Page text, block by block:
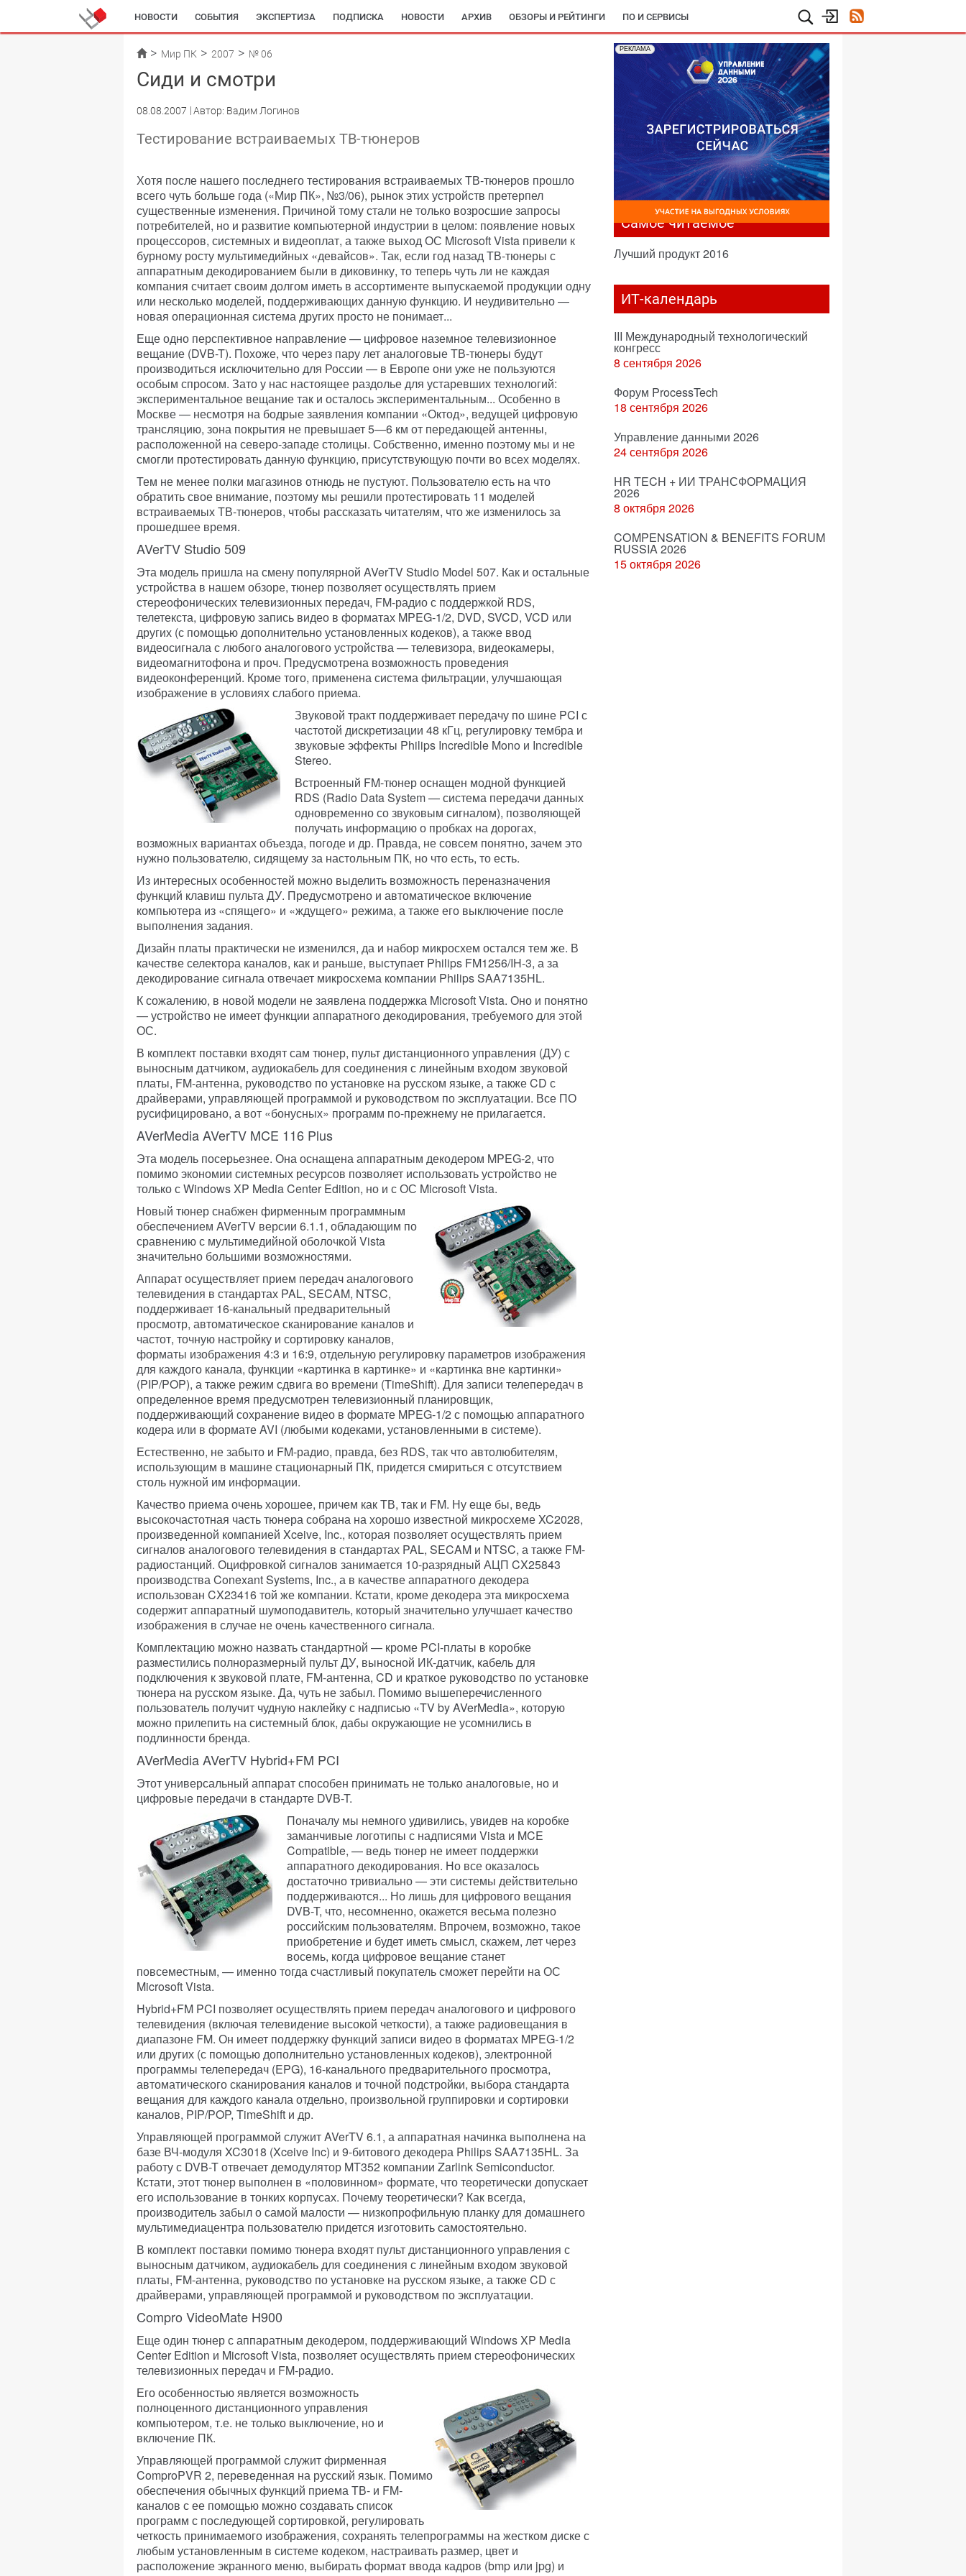
НОВОСТИ СОБЫТИЯ ЭКСПЕРТИЗА ПОДПИСКА НОВОСТИ АРХИВ ОБЗОРЫ И РЕЙТИНГИ ПО И СЕРВИСЫ
Мир ПК 2007 № 06
Сиди и смотри
08.08.2007 Автор: Вадим Логинов
Тестирование встраиваемых ТВ-тюнеров
Хотя после нашего последнего тестирования встраиваемых ТВ-тюнеров прошло
всего чуть больше года («Мир ПК», №3/06), рынок этих устройств претерпел
существенные изменения. Причиной тому стали не только возросшие запросы
потребителей, но и развитие компьютерной индустрии в целом: появление новых
процессоров, системных и видеоплат, а также выход ОС Microsoft Vista привели к
бурному росту мультимедийных «девайсов». Так, если год назад ТВ-тюнеры с
аппаратным декодированием были в диковинку, то теперь чуть ли не каждая
компания считает своим долгом иметь в ассортименте выпускаемой продукции одну
или несколько моделей, поддерживающих данную функцию. И неудивительно —
новая операционная система других просто не понимает...
Еще одно перспективное направление — цифровое наземное телевизионное
вещание (DVB-T). Похоже, что через пару лет аналоговые ТВ-тюнеры будут
производиться исключительно для России — в Европе они уже не пользуются
особым спросом. Зато у нас настоящее раздолье для устаревших технологий:
экспериментальное вещание так и осталось экспериментальным... Особенно в
Москве — несмотря на бодрые заявления компании «Октод», ведущей цифровую
трансляцию, зона покрытия не превышает 5—6 км от передающей антенны,
расположенной на северо-западе столицы. Собственно, именно поэтому мы и не
смогли протестировать данную функцию, присутствующую почти во всех моделях.
Тем не менее полки магазинов отнюдь не пустуют. Пользователю есть на что
обратить свое внимание, поэтому мы решили протестировать 11 моделей
встраиваемых ТВ-тюнеров, чтобы рассказать читателям, что же изменилось за
прошедшее время.
AVerTV Studio 509
Эта модель пришла на смену популярной AVerTV Studio Model 507. Как и остальные
устройства в нашем обзоре, тюнер позволяет осуществлять прием
стереофонических телевизионных передач, FM-радио с поддержкой RDS,
телетекста, цифровую запись видео в форматах MPEG-1/2, DVD, SVCD, VCD или
других (с помощью дополнительно установленных кодеков), а также ввод
видеосигнала с любого аналогового устройства — телевизора, видеокамеры,
видеомагнитофона и проч. Предусмотрена возможность проведения
видеоконференций. Кроме того, применена система фильтрации, улучшающая
изображение в условиях слабого приема.
Звуковой тракт поддерживает передачу по шине PCI с
частотой дискретизации 48 кГц, регулировку тембра и
звуковые эффекты Philips Incredible Mono и Incredible
Stereo.
Встроенный FM-тюнер оснащен модной функцией
RDS (Radio Data System — система передачи данных
одновременно со звуковым сигналом), позволяющей
получать информацию о пробках на дорогах,
возможных вариантах объезда, погоде и др. Правда, не совсем понятно, зачем это
нужно пользователю, сидящему за настольным ПК, но что есть, то есть.
Из интересных особенностей можно выделить возможность переназначения
функций клавиш пульта ДУ. Предусмотрено и автоматическое включение
компьютера из «спящего» и «ждущего» режима, а также его выключение после
выполнения задания.
Дизайн платы практически не изменился, да и набор микросхем остался тем же. В
качестве селектора каналов, как и раньше, выступает Philips FM1256/IH-3, а за
декодирование сигнала отвечает микросхема компании Philips SAA7135HL.
К сожалению, в новой модели не заявлена поддержка Microsoft Vista. Оно и понятно
— устройство не имеет функции аппаратного декодирования, требуемого для этой
ОС.
В комплект поставки входят сам тюнер, пульт дистанционного управления (ДУ) с
выносным датчиком, аудиокабель для соединения с линейным входом звуковой
платы, FM-антенна, руководство по установке на русском языке, а также CD с
драйверами, управляющей программой и руководством по эксплуатации. Все ПО
русифицировано, а вот «бонусных» программ по-прежнему не прилагается.
AVerMedia AVerTV MCE 116 Plus
Эта модель посерьезнее. Она оснащена аппаратным декодером MPEG-2, что
помимо экономии системных ресурсов позволяет использовать устройство не
только с Windows XP Media Center Edition, но и с ОС Microsoft Vista.
Новый тюнер снабжен фирменным программным
обеспечением AVerTV версии 6.1.1, обладающим по
сравнению с мультимедийной оболочкой Vista
значительно большими возможностями.
Аппарат осуществляет прием передач аналогового
телевидения в стандартах PAL, SECAM, NTSC,
поддерживает 16-канальный предварительный
просмотр, автоматическое сканирование каналов и
частот, точную настройку и сортировку каналов,
форматы изображения 4:3 и 16:9, отдельную регулировку параметров изображения
для каждого канала, функции «картинка в картинке» и «картинка вне картинки»
(PIP/POP), а также режим сдвига во времени (TimeShift). Для записи телепередач в
определенное время предусмотрен телевизионный планировщик,
поддерживающий сохранение видео в формате MPEG-1/2 с помощью аппаратного
кодера или в формате AVI (любыми кодеками, установленными в системе).
Естественно, не забыто и FM-радио, правда, без RDS, так что автолюбителям,
использующим в машине стационарный ПК, придется смириться с отсутствием
столь нужной им информации.
Качество приема очень хорошее, причем как ТВ, так и FM. Ну еще бы, ведь
высокочастотная часть тюнера собрана на хорошо известной микросхеме XC2028,
произведенной компанией Xceive, Inc., которая позволяет осуществлять прием
сигналов аналогового телевидения в стандартах PAL, SECAM и NTSC, а также FM-
радиостанций. Оцифровкой сигналов занимается 10-разрядный АЦП CX25843
производства Conexant Systems, Inc., а в качестве аппаратного декодера
использован CX23416 той же компании. Кстати, кроме декодера эта микросхема
содержит аппаратный шумоподавитель, который значительно улучшает качество
изображения в случае не очень качественного сигнала.
Комплектацию можно назвать стандартной — кроме PCI-платы в коробке
разместились полноразмерный пульт ДУ, выносной ИК-датчик, кабель для
подключения к звуковой плате, FM-антенна, CD и краткое руководство по установке
тюнера на русском языке. Да, чуть не забыл. Помимо вышеперечисленного
пользователь получит чудную наклейку с надписью «TV by AVerMedia», которую
можно прилепить на системный блок, дабы окружающие не усомнились в
подлинности бренда.
AVerMedia AVerTV Hybrid+FM PCI
Этот универсальный аппарат способен принимать не только аналоговые, но и
цифровые передачи в стандарте DVB-T.
Поначалу мы немного удивились, увидев на коробке
заманчивые логотипы с надписями Vista и MCE
Compatible, — ведь тюнер не имеет поддержки
аппаратного декодирования. Но все оказалось
достаточно тривиально — эти системы действительно
поддерживаются... Но лишь для цифрового вещания
DVB-T, что, несомненно, окажется весьма полезно
российским пользователям. Впрочем, возможно, такое
приобретение и будет иметь смысл, скажем, лет через
восемь, когда цифровое вещание станет
повсеместным, — именно тогда счастливый покупатель сможет перейти на ОС
Microsoft Vista.
Hybrid+FM PCI позволяет осуществлять прием передач аналогового и цифрового
телевидения (включая телевидение высокой четкости), а также радиовещания в
диапазоне FM. Он имеет поддержку функций записи видео в форматах MPEG-1/2
или других (с помощью дополнительно установленных кодеков), электронной
программы телепередач (EPG), 16-канального предварительного просмотра,
автоматического сканирования каналов и точной подстройки, выбора стандарта
вещания для каждого канала отдельно, произвольной группировки и сортировки
каналов, PIP/POP, TimeShift и др.
Управляющей программой служит AVerTV 6.1, а аппаратная начинка выполнена на
базе ВЧ-модуля XC3018 (Xceive Inc) и 9-битового декодера Philips SAA7135HL. За
работу с DVB-T отвечает демодулятор MT352 компании Zarlink Semiconductor.
Кстати, этот тюнер выполнен в «половинном» формате, что теоретически допускает
его использование в тонких корпусах. Почему теоретически? Как всегда,
производитель забыл о самой малости — низкопрофильную планку для домашнего
мультимедиацентра пользователю придется изготовить самостоятельно.
В комплект поставки помимо тюнера входят пульт дистанционного управления с
выносным датчиком, аудиокабель для соединения с линейным входом звуковой
платы, FM-антенна, руководство по установке на русском языке, а также CD с
драйверами, управляющей программой и руководством по эксплуатации.
Compro VideoMate H900
Еще один тюнер с аппаратным декодером, поддерживающий Windows XP Media
Center Edition и Microsoft Vista, позволяет осуществлять прием стереофонических
телевизионных передач и FM-радио.
Его особенностью является возможность
полноценного дистанционного управления
компьютером, т.е. не только выключение, но и
включение ПК.
Управляющей программой служит фирменная
ComproPVR 2, переведенная на русский язык. Помимо
обеспечения обычных функций приема ТВ- и FM-
каналов с ее помощью можно создавать список
программ с последующей сортировкой, регулировать
четкость принимаемого изображения, сохранять телепрограммы на жестком диске с
любым установленным в системе кодеком, настраивать размер, цвет и
расположение экранного меню, выбирать формат ввода кадров (bmp или jpg) и
РЕКЛАМА
Самое читаемое
Лучший продукт 2016
ИТ-календарь
III Международный технологический
конгресс
8 сентября 2026
Форум ProcessTech
18 сентября 2026
Управление данными 2026
24 сентября 2026
HR TECH + ИИ ТРАНСФОРМАЦИЯ
2026
8 октября 2026
COMPENSATION & BENEFITS FORUM
RUSSIA 2026
15 октября 2026